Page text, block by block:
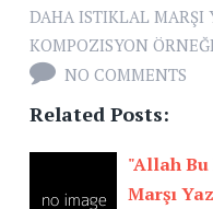
DAHA ISTIKLAL MARŞI
KOMPOZISYON ÖRNEĞI
NO COMMENTS
Related Posts:
"Allah
Marşı